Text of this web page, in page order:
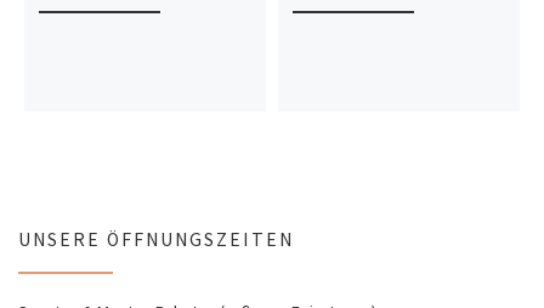
UNSERE ÖFFNUNGSZEITEN